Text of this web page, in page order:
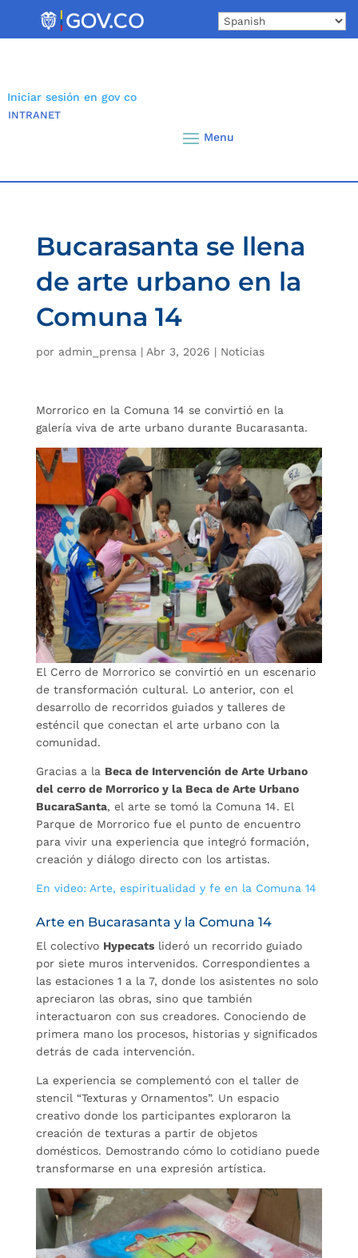
Iniciar sesión en gov co
INTRANET
Bucarasanta se llena
de arte urbano en la
Comuna 14
por admin_prensa | Abr 3, 2026 | Noticias
Morrorico en la Comuna 14 se convirtió en la
galería viva de arte urbano durante Bucarasanta.
El Cerro de Morrorico se convirtió en un escenario
de transformación cultural. Lo anterior, con el
desarrollo de recorridos guiados y talleres de
esténcil que conectan el arte urbano con la
comunidad.
Gracias a la Beca de Intervención de Arte Urbano
del cerro de Morrorico y la Beca de Arte Urbano
BucaraSanta, el arte se tomó la Comuna 14. El
Parque de Morrorico fue el punto de encuentro
para vivir una experiencia que integró formación,
creación y diálogo directo con los artistas.
En video: Arte, espiritualidad y fe en la Comuna 14
Arte en Bucarasanta y la Comuna 14
El colectivo Hypecatslideró un recorrido guiado
por siete muros intervenidos. Correspondientes a
las estaciones 1 a la 7, donde los asistentes no solo
apreciaron las obras, sino que también
interactuaron con sus creadores. Conociendo de
primera mano los procesos, historias y significados
detrás de cada intervención.
La experiencia se complementó con el taller de
stencil “Texturas y Ornamentos”. Un espacio
creativo donde los participantes exploraron la
creación de texturas a partir de objetos
domésticos. Demostrando cómo lo cotidiano puede
transformarse en una expresión artística.